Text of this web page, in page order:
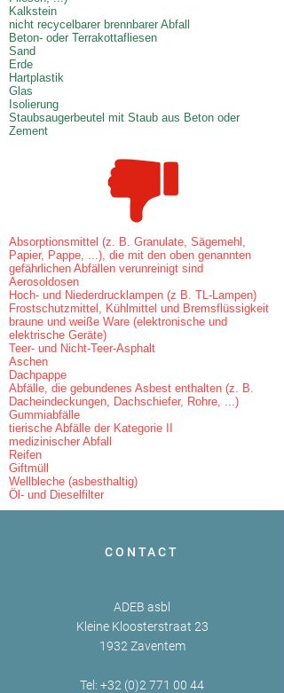
Kalkstein
nicht recycelbarer brennbarer Abfall
Beton- oder Terrakottafliesen
Sand
Erde
Hartplastik
Glas
Isolierung
Staubsaugerbeutel mit Staub aus Beton oder
Zement
Absorptionsmittel (z. B. Granulate, Sägemehl,
Papier, Pappe, ...), die mit den oben genannten
gefährlichen Abfällen verunreinigt sind
Aerosoldosen
Hoch- und Niederdrucklampen (z B. TL-Lampen)
Frostschutzmittel, Kühlmittel und Bremsflüssigkeit
braune und weiße Ware (elektronische und
elektrische Geräte)
Teer- und Nicht-Teer-Asphalt
Aschen
Dachpappe
Abfälle, die gebundenes Asbest enthalten (z. B.
Dacheindeckungen, Dachschiefer, Rohre, ...)
Gummiabfälle
tierische Abfälle der Kategorie II
medizinischer Abfall
Reifen
Giftmüll
Wellbleche (asbesthaltig)
Öl- und Dieselfilter
CONTACT
ADEB asbl
Kleine Kloosterstraat 23
1932 Zaventem
Tel: +32 (0)2 771 00 44